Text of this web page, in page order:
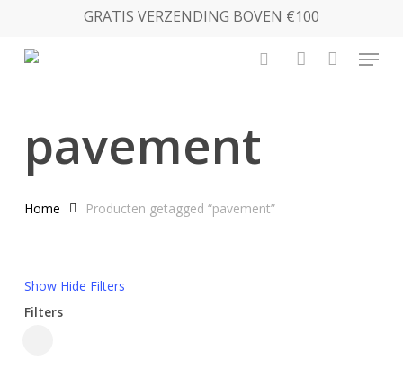
main
GRATIS VERZENDING BOVEN €100
Menu
pavement
Home Producten getagged “pavement”
Show Hide Filters
Filters